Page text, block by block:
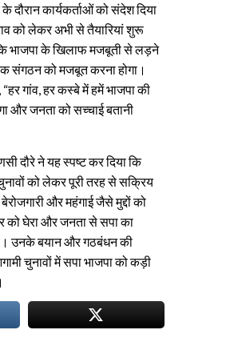
कार्यकर्ताओं को संदेश दिया
को लेकर अभी से तैयारियां शुरू
भाजपा के खिलाफ मजबूती से लड़ने
संगठन को मजबूत करना होगा।
गांव, हर कस्बे में हमें भाजपा की
और जनता को सच्चाई बतानी
दौरे ने यह स्पष्ट कर दिया कि
को लेकर पूरी तरह से सक्रिय
और महंगाई जैसे मुद्दों को
को घेरा और जनता से सपा का
उनके बयान और गठबंधन की
चुनावों में सपा भाजपा को कड़ी